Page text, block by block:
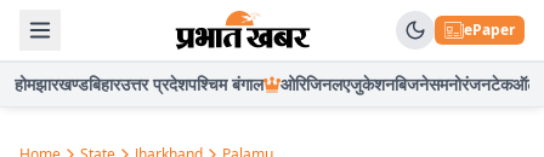
ePaper
होमझारखण्डबिहारउत्तर प्रदेशपश्चिम बंगाल ओरिजिनलएजुकेशनबिजनेसमनोरंजनटेकऑटो